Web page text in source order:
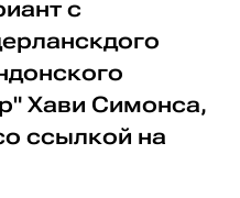
с
Хави Симонса,
ссылкой на